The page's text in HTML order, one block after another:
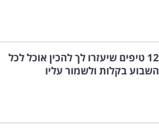
12 טיפים שיעזרו לך להכין אוכל לכל
השבוע בקלות ולשמור עליו